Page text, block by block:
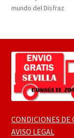
mundo del Disfraz
CONDICIONES DE
AVISO LEGAL